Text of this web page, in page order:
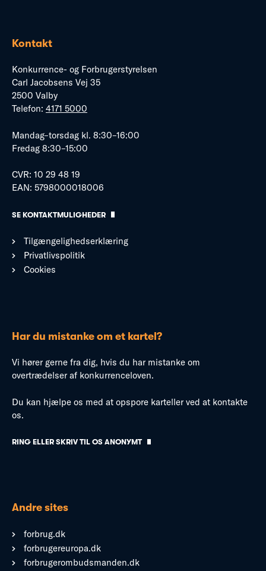
Kontakt
Konkurrence- og Forbrugerstyrelsen
Carl Jacobsens Vej 35
2500 Valby
Telefon: 4171 5000
Mandag–torsdag kl. 8:30–16:00
Fredag 8:30–15:00
CVR: 10 29 48 19
EAN: 5798000018006
SE KONTAKTMULIGHEDER
Tilgængelighedserklæring
Privatlivspolitik
Cookies
Har du mistanke om et kartel?
Vi hører gerne fra dig, hvis du har mistanke om
overtrædelser af konkurrenceloven.
Du kan hjælpe os med at opspore karteller ved at kontakte
os.
RING ELLER SKRIV TIL OS ANONYMT
Andre sites
forbrug.dk
forbrugereuropa.dk
forbrugerombudsmanden.dk